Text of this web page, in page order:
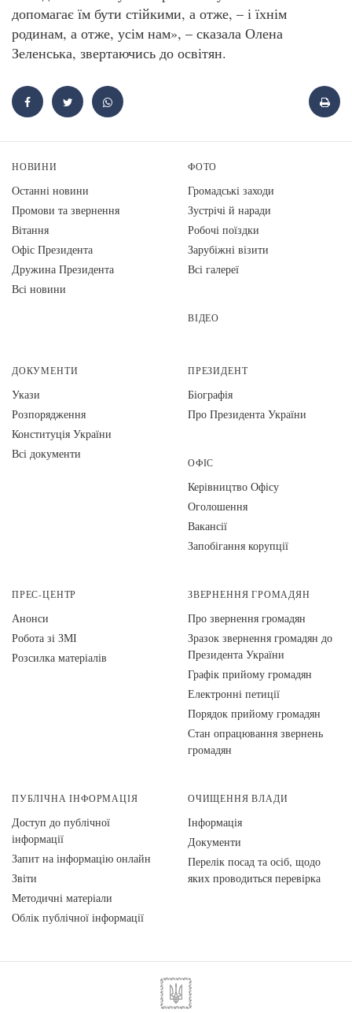
допомагає їм бути стійкими, а отже, – і їхнім
родинам, а отже, усім нам», – сказала Олена
Зеленська, звертаючись до освітян.
НОВИНИ
Останні новини
Промови та звернення
Вiтання
Офіс Президента
Дружина Президента
Всі новини
ФОТО
Громадські заходи
Зустрічі й наради
Робочі поїздки
Зарубіжні візити
Всі галереї
ВІДЕО
ДОКУМЕНТИ
Укази
Розпорядження
Конституція України
Всі документи
ПРЕЗИДЕНТ
Біографія
Про Президента України
ОФІС
Керівництво Офісу
Оголошення
Вакансії
Запобігання корупції
ПРЕС-ЦЕНТР
Анонси
Робота зі ЗМІ
Розсилка матеріалів
ЗВЕРНЕННЯ ГРОМАДЯН
Про звернення громадян
Зразок звернення громадян до
Президента України
Графік прийому громадян
Електронні петиції
Порядок прийому громадян
Стан опрацювання звернень
громадян
ПУБЛІЧНА ІНФОРМАЦІЯ
Доступ до публічної
інформації
Запит на інформацію онлайн
Звіти
Методичні матеріали
Облік публічної інформації
ОЧИЩЕННЯ ВЛАДИ
Інформація
Документи
Перелік посад та осіб, щодо
яких проводиться перевірка